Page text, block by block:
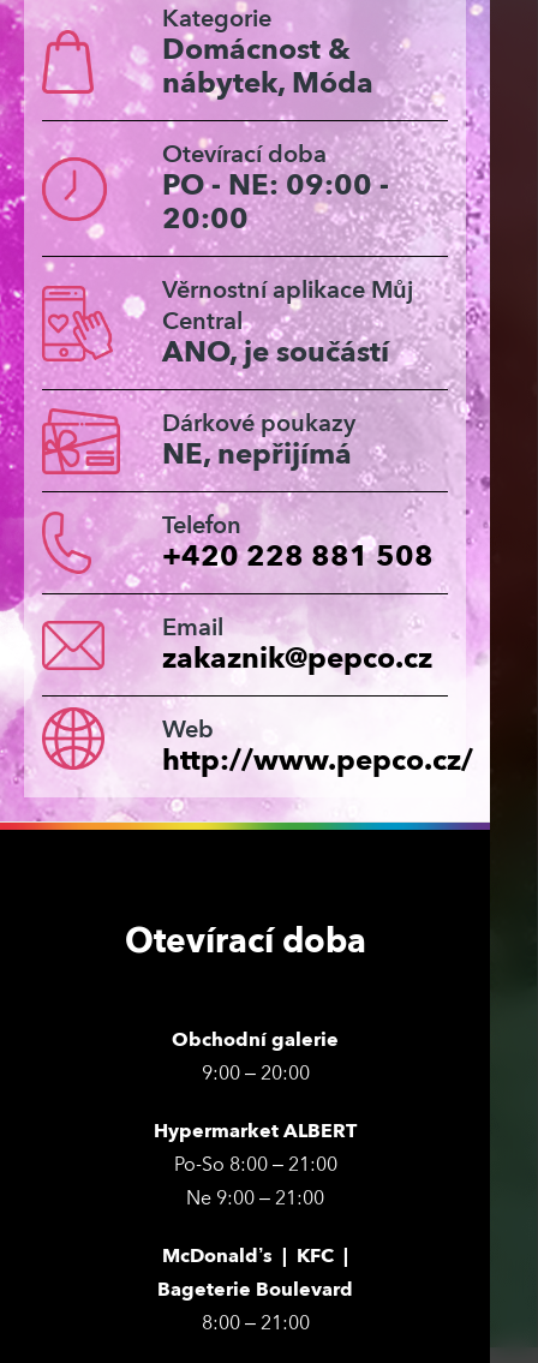
Kategorie
Domácnost &
nábytek, Móda
Otevírací doba
PO - NE: 09:00 -
20:00
Věrnostní aplikace Můj
Central
ANO, je součástí
Dárkové poukazy
NE, nepřijímá
Telefon
+420 228 881 508
Email
zakaznik@pepco.cz
Web
http://www.pepco.cz/
Otevírací doba
Obchodní galerie
9:00 – 20:00
Hypermarket ALBERT
Po-So 8:00 – 21:00
Ne 9:00 – 21:00
McDonald’s | KFC |
Bageterie Boulevard
8:00 – 21:00